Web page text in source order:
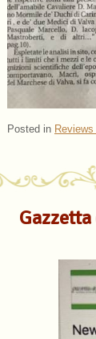
Posted in